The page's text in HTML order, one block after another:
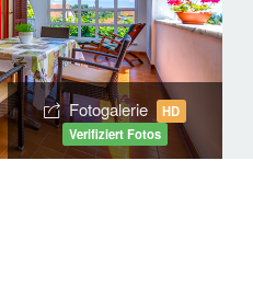
Fotogalerie
HD
Verifiziert Fotos